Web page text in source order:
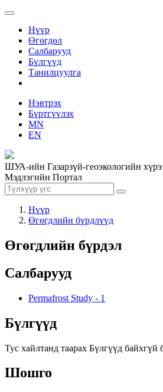
Нүүр
Өгөгдөл
Салбарууд
Бүлгүүд
Танилцуулга
Нэвтрэх
Бүртгүүлэх
MN
EN
ШУА-ийн Газарзүй-геоэкологийн
Мэдлэгийн Портал
Нүүр
Өгөгдлийн бүрдлүүд
Өгөгдлийн бүрдэл
Салбарууд
Permafrost Study - 1
Бүлгүүд
Тус хайлтанд таарах Бүлгүүд байхгүй
Шошго